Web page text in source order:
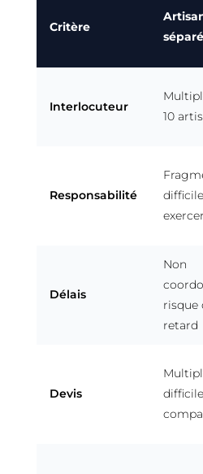
Critère
Interlocuteur
10
Responsabilité
exercer
Délais
Non
risque
retard
Devis